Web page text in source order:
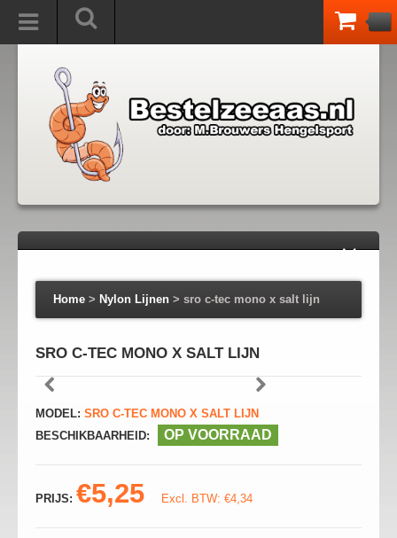
Home > Nylon Lijnen > sro c-tec mono x salt lijn
SRO C-TEC MONO X SALT LIJN
MODEL: SRO C-TEC MONO X SALT LIJN
BESCHIKBAARHEID:
OP VOORRAAD
PRIJS: €5,25 Excl. BTW: €4,34